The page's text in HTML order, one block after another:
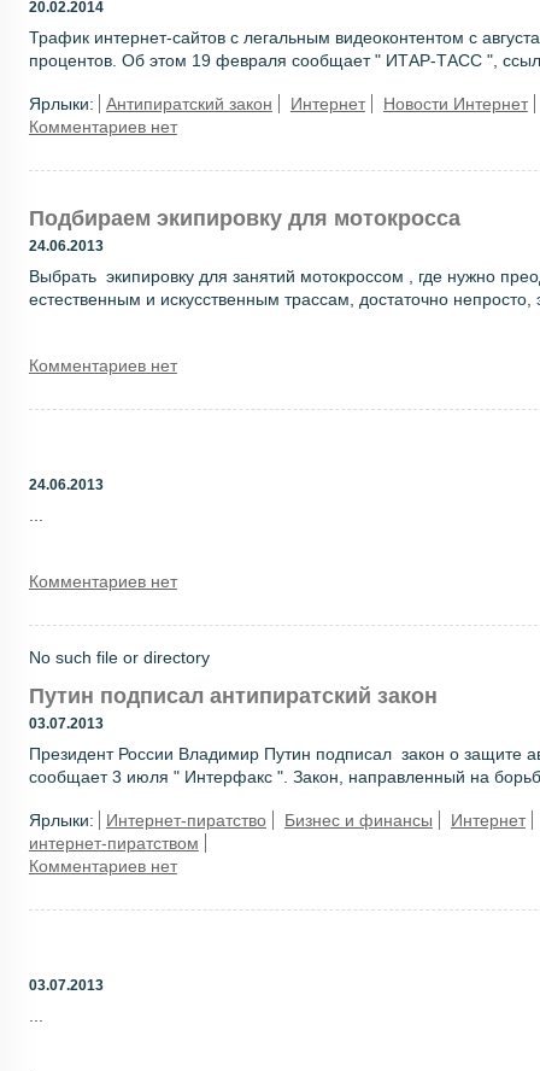
20.02.2014
Трафик интернет-сайтов с легальным видеоконтентом с
процентов. Об этом 19 февраля сообщает " ИТАР-ТАСС ",
Ярлыки: Антипиратский закон Интернет
Новости Интернет
Комментариев нет
Подбираем экипировку для мотокросса
24.06.2013
Выбрать экипировку для занятий мотокроссом , где нужно
естественным и искусственным трассам, достаточно непросто,
Комментариев нет
24.06.2013
Комментариев нет
No such file or directory
Путин подписал антипиратский закон
03.07.2013
Президент России Владимир Путин подписал закон о защите
сообщает 3 июля " Интерфакс ". Закон, направленный на
Ярлыки: Интернет-пиратство Бизнес и финансы
Интернет
интернет-пиратством
Комментариев нет
03.07.2013